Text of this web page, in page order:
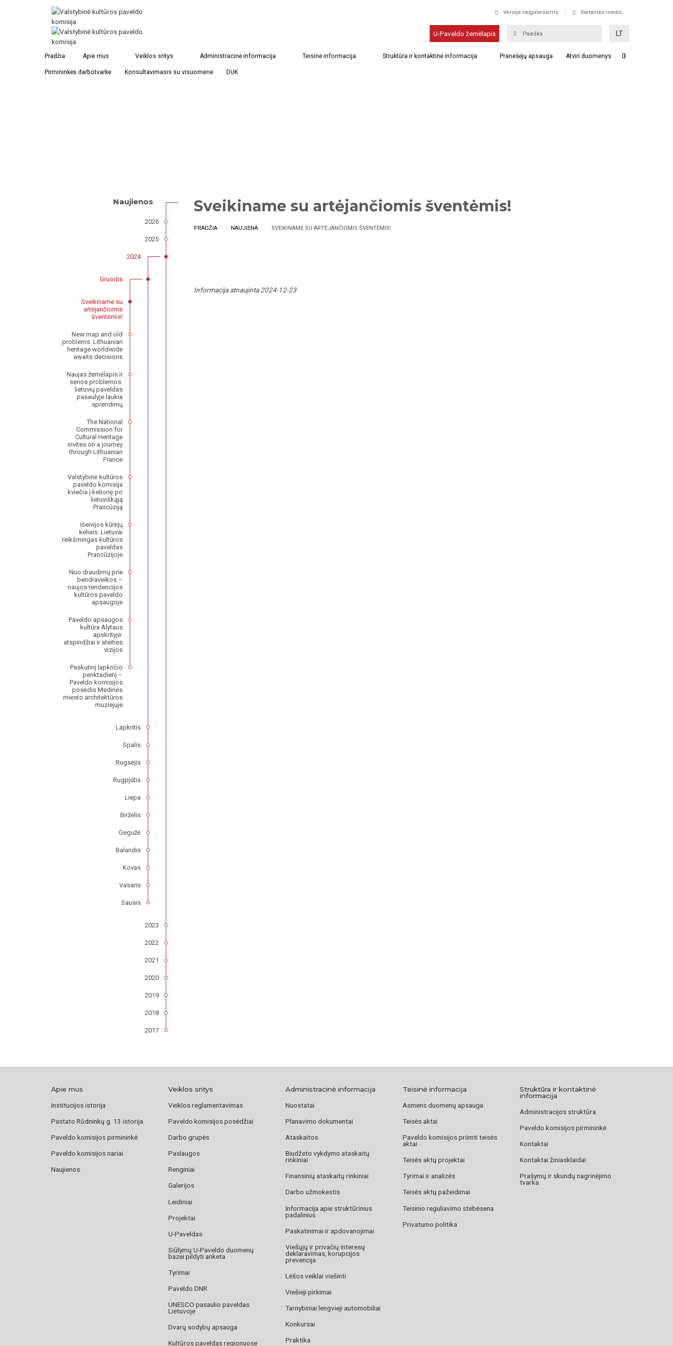
Versija neįgaliesiems Svetainės medis
U-Paveldo žemėlapis LT
Pradžia Apie mus Veiklos sritys Administracinė informacija Teisinė informacija Struktūra ir kontaktinė informacija Pranešėjų apsauga Atviri duomenys
Pirmininkės darbotvarkė Konsultavimasis su visuomene DUK
Sveikiname su artėjančiomis šventėmis!
PRADŽIA NAUJIENA SVEIKINAME SU ARTĖJANČIOMIS ŠVENTĖMIS!
Informacija atnaujinta 2024-12-23
Naujienos
2026
2025
2024
Gruodis
Sveikiname su
artėjančiomis
šventėmis!
New map and old
problems: Lithuanian
heritage worldwide
awaits decisions
Naujas žemėlapis ir
senos problemos:
lietuvių paveldas
pasaulyje laukia
sprendimų
The National
Commission for
Cultural Heritage
invites on a journey
through Lithuanian
France
Valstybinė kultūros
paveldo komisija
kviečia į kelionę po
lietuviškąją
Prancūziją
Išeivijos kūrėjų
keliais: Lietuvai
reikšmingas kultūros
paveldas
Prancūzijoje
Nuo draudimų prie
bendraveikos –
naujos tendencijos
kultūros paveldo
apsaugoje
Paveldo apsaugos
kultūra Alytaus
apskrityje:
atspindžiai ir ateities
vizijos
Paskutinį lapkričio
penktadienį –
Paveldo komisijos
posėdis Medinės
miesto architektūros
muziejuje
Lapkritis
Spalis
Rugsėjis
Rugpjūtis
Liepa
Birželis
Gegužė
Balandis
Kovas
Vasaris
Sausis
2023
2022
2021
2020
2019
2018
2017
Apie mus
Institucijos istorija
Pastato Rūdninkų g. 13 istorija
Paveldo komisijos pirmininkė
Paveldo komisijos nariai
Naujienos
Veiklos sritys
Veiklos reglamentavimas
Paveldo komisijos posėdžiai
Darbo grupės
Paslaugos
Renginiai
Galerijos
Leidiniai
Projektai
U-Paveldas
Siūlymų U-Paveldo duomenų
bazei pildyti anketa
Tyrimai
Paveldo DNR
UNESCO pasaulio paveldas
Lietuvoje
Dvarų sodybų apsauga
Kultūros paveldas regionuose
Administracinė informacija
Nuostatai
Planavimo dokumentai
Ataskaitos
Biudžeto vykdymo ataskaitų
rinkiniai
Finansinių ataskaitų rinkiniai
Darbo užmokestis
Informacija apie struktūrinius
padalinius
Paskatinimai ir apdovanojimai
Viešųjų ir privačių interesų
deklaravimas, korupcijos
prevencija
Lėšos veiklai viešinti
Viešieji pirkimai
Tarnybiniai lengvieji automobiliai
Konkursai
Praktika
Teisinė informacija
Asmens duomenų apsauga
Teisės aktai
Paveldo komisijos priimti teisės
aktai
Teisės aktų projektai
Tyrimai ir analizės
Teisės aktų pažeidimai
Teisinio reguliavimo stebėsena
Privatumo politika
Struktūra ir kontaktinė
informacija
Administracijos struktūra
Paveldo komisijos pirmininkė
Kontaktai
Kontaktai žiniasklaidai
Prašymų ir skundų nagrinėjimo
tvarka